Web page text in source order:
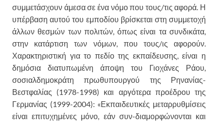
συμμετάσχουν άμεσα σε ένα νόμο που τους/τις αφορά. Η
υπέρβαση αυτού του εμποδίου βρίσκεται στη συμμετοχή
άλλων θεσμών των πολιτών, όπως είναι τα συνδικάτα,
στην κατάρτιση των νόμων, που τους/ις αφορούν.
Χαρακτηριστική για το πεδίο της εκπαίδευσης, είναι η
δημόσια διατυπωμένη άποψη του Γιοχάνες Ράου,
σοσιαλδημοκράτη πρωθυπουργού της Ρηνανίας-
Βεστφαλίας (1978-1998) και αργότερα προέδρου της
Γερμανίας (1999-2004): «Εκπαιδευτικές μεταρρυθμίσεις
είναι επιτυχημένες μόνο, εάν συν-διαμορφώνονται και